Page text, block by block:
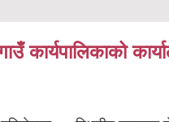
कार्यपालिकाको